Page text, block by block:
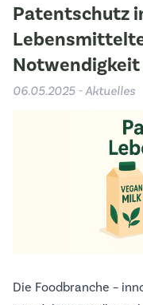
Patentschutz
Notwendigkeit
06.05.2025 - Aktuelles
Die Foodbranche –